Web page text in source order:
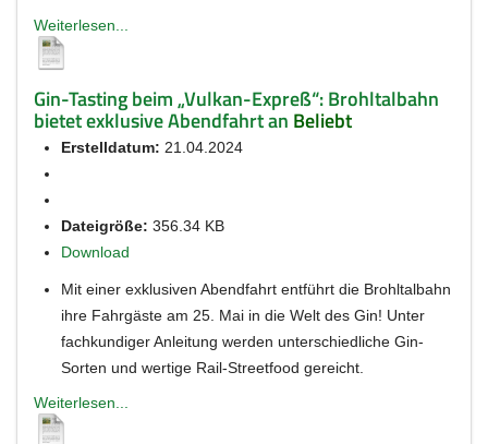
Weiterlesen...
Gin-Tasting beim „Vulkan-Expreß“: Brohltalbahn
bietet exklusive Abendfahrt an Beliebt
Erstelldatum: 21.04.2024
Dateigröße: 356.34 KB
Download
Mit einer exklusiven Abendfahrt entführt die Brohltalbahn
ihre Fahrgäste am 25. Mai in die Welt des Gin! Unter
fachkundiger Anleitung werden unterschiedliche Gin-
Sorten und wertige Rail-Streetfood gereicht.
Weiterlesen...